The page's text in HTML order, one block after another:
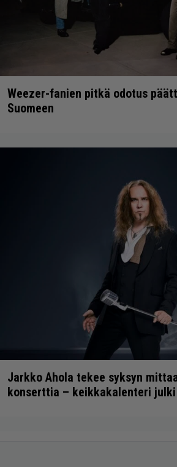
Weezer-fanien pitkä odotus
Suomeen
Jarkko Ahola tekee syksyn
konserttia – keikkakalenteri julki